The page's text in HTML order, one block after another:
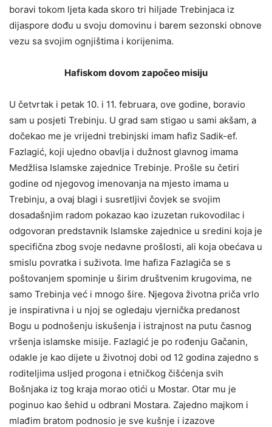
boravi tokom ljeta kada skoro tri hiljade Trebinjaca iz
dijaspore dođu u svoju domovinu i barem sezonski obnove
vezu sa svojim ognjištima i korijenima.
Hafiskom dovom započeo misiju
U četvrtak i petak 10. i 11. februara, ove godine, boravio
sam u posjeti Trebinju. U grad sam stigao u sami akšam, a
dočekao me je vrijedni trebinjski imam hafiz Sadik-ef.
Fazlagić, koji ujedno obavlja i dužnost glavnog imama
Medžlisa Islamske zajednice Trebinje. Prošle su četiri
godine od njegovog imenovanja na mjesto imama u
Trebinju, a ovaj blagi i susretljivi čovjek se svojim
dosadašnjim radom pokazao kao izuzetan rukovodilac i
odgovoran predstavnik Islamske zajednice u sredini koja je
specifična zbog svoje nedavne prošlosti, ali koja obećava u
smislu povratka i suživota. Ime hafiza Fazlagiča se s
poštovanjem spominje u širim društvenim krugovima, ne
samo Trebinja već i mnogo šire. Njegova životna priča vrlo
je inspirativna i u njoj se ogledaju vjernička predanost
Bogu u podnošenju iskušenja i istrajnost na putu časnog
vršenja islamske misije. Fazlagić je po rođenju Gačanin,
odakle je kao dijete u životnoj dobi od 12 godina zajedno s
roditeljima usljed progona i etničkog čišćenja svih
Bošnjaka iz tog kraja morao otići u Mostar. Otar mu je
poginuo kao šehid u odbrani Mostara. Zajedno majkom i
mlađim bratom podnosio je sve kušnje i izazove